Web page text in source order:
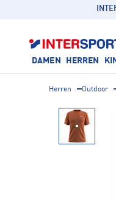
DAMEN HERREN
Herren Outdoor